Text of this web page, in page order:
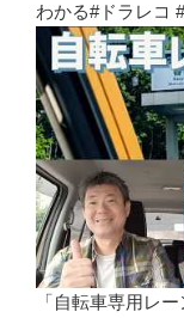
わかる#ドラレコ
「自転車専用レ